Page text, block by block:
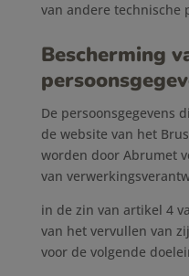
van andere technische
Bescherming
De persoonsgegevens
de website van het
worden door Abrumet
van
in de zin van artikel 4
van het vervullen van
voor de volgende